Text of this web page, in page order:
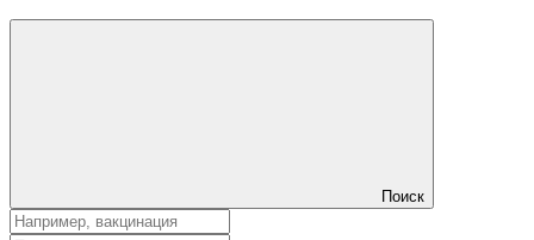
Поиск